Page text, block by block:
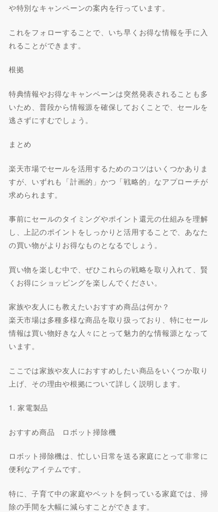
や特別なキャンペーンの案内を行っています。
これをフォローすることで、いち早くお得な情報を手に入
れることができます。
根拠
特典情報やお得なキャンペーンは突然発表されることも多
いため、普段から情報源を確保しておくことで、セールを
逃さずにすむでしょう。
まとめ
楽天市場でセールを活用するためのコツはいくつかありま
すが、いずれも「計画的」かつ「戦略的」なアプローチが
求められます。
事前にセールのタイミングやポイント還元の仕組みを理解
し、上記のポイントをしっかりと活用することで、あなた
の買い物がよりお得なものとなるでしょう。
買い物を楽しむ中で、ぜひこれらの戦略を取り入れて、賢
くお得にショッピングを楽しんでください。
家族や友人にも教えたいおすすめ商品は何か？
楽天市場は多種多様な商品を取り扱っており、特にセール
情報は買い物好きな人々にとって魅力的な情報源となって
います。
ここでは家族や友人におすすめしたい商品をいくつか取り
上げ、その理由や根拠について詳しく説明します。
1. 家電製品
おすすめ商品 ロボット掃除機
ロボット掃除機は、忙しい日常を送る家庭にとって非常に
便利なアイテムです。
特に、子育て中の家庭やペットを飼っている家庭では、掃
除の手間を大幅に減らすことができます。